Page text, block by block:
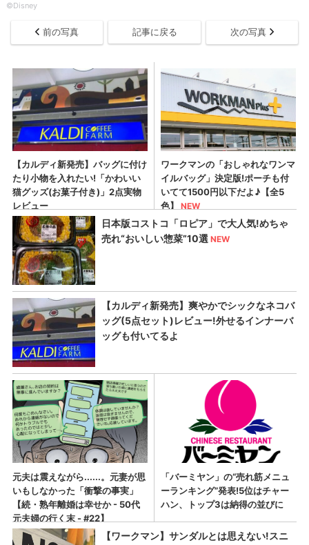
©Disney
前の写真 記事に戻る 次の写真